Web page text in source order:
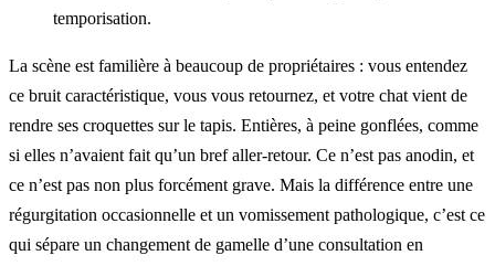
temporisation.
La scène est familière à beaucoup de propriétaires : vous entendez
ce bruit caractéristique, vous vous retournez, et votre chat vient de
rendre ses croquettes sur le tapis. Entières, à peine gonflées, comme
si elles n’avaient fait qu’un bref aller-retour. Ce n’est pas anodin, et
ce n’est pas non plus forcément grave. Mais la différence entre une
régurgitation occasionnelle et un vomissement pathologique, c’est ce
qui sépare un changement de gamelle d’une consultation en